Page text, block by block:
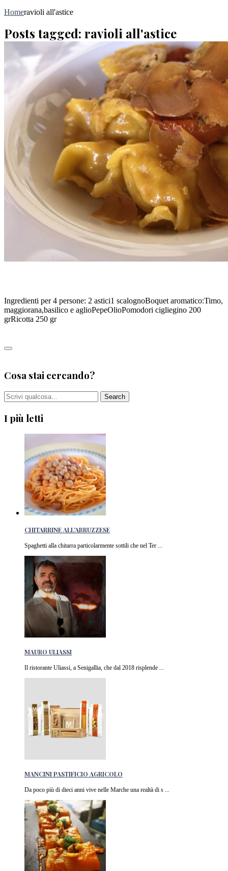
Homeravioli all'astice
Posts tagged: ravioli all'astice
Ingredienti per 4 persone: 2 astici1 scalognoBoquet aromatico:Timo,
maggiorana,basilico e aglioPepeOlioPomodori cigliegino 200
grRicotta 250 gr
Cosa stai cercando?
I più letti
CHITARRINE ALL’ABRUZZESE
Spaghetti alla chitarra particolarmente sottili che nel Ter ...
MAURO ULIASSI
Il ristorante Uliassi, a Senigallia, che dal 2018 risplende ...
MANCINI PASTIFICIO AGRICOLO
Da poco più di dieci anni vive nelle Marche una realtà di s ...